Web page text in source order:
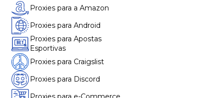
Proxies para a Amazon
Proxies para Android
Proxies para Apostas
Esportivas
Proxies para Craigslist
Proxies para Discord